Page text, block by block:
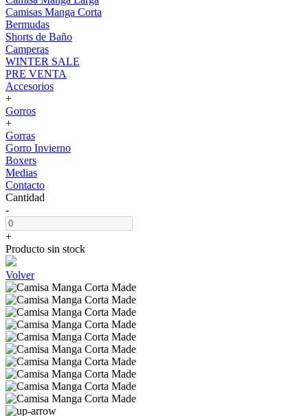
Camisas Manga Corta
Bermudas
Shorts de Baño
Camperas
WINTER SALE
PRE VENTA
Accesorios
+
Gorros
+
Gorras
Gorro Invierno
Boxers
Medias
Contacto
Cantidad
-
+
Producto sin stock
Volver